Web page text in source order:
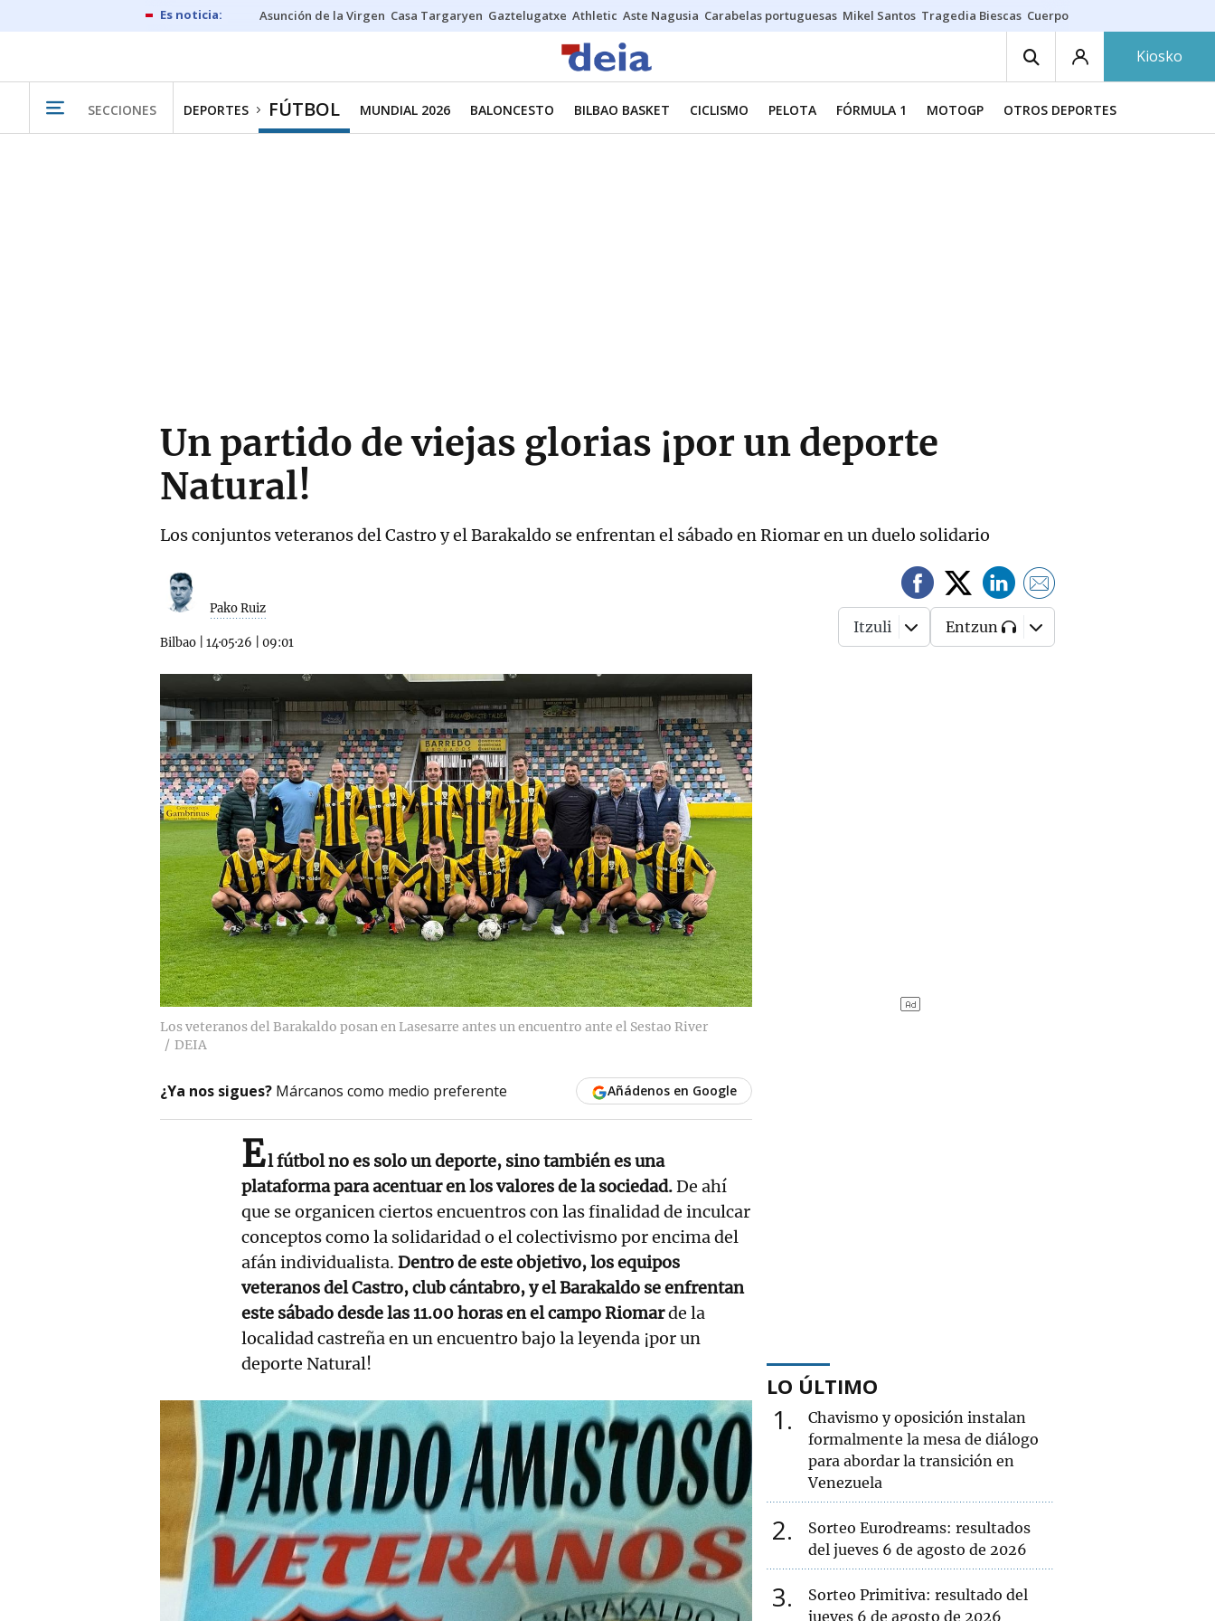
Asunción de la Virgen Casa Targaryen Gaztelugatxe Athletic Aste Nagusia Carabelas portuguesas Mikel Santos Tragedia Biescas Cuerpo ría
Kiosko
SECCIONES DEPORTES FÚTBOL MUNDIAL 2026 BALONCESTO BILBAO BASKET CICLISMO PELOTA FÓRMULA 1 MOTOGP OTROS DEPORTES
Un partido de viejas glorias ¡por un deporte
Natural!
Los conjuntos veteranos del Castro y el Barakaldo se enfrentan el sábado en Riomar en un duelo solidario
Pako Ruiz
Bilbao 14·05·26 09:01
Itzuli Entzun
Los veteranos del Barakaldo posan en Lasesarre antes un encuentro ante el Sestao River
DEIA
¿Ya nos sigues? Márcanos como medio preferente Añádenos en Google
El fútbol no es solo un deporte, sino también es una
plataforma para acentuar en los valores de la sociedad.De ahí
que se organicen ciertos encuentros con las finalidad de inculcar
conceptos como la solidaridad o el colectivismo por encima del
afán individualista. Dentro de este objetivo, los equipos
veteranos del Castro, club cántabro, y el Barakaldo se enfrentan
este sábado desde las 11.00 horas en el campo Riomarde la
localidad castreña en un encuentro bajo la leyenda ¡por un
deporte Natural!
LO ÚLTIMO
1
Chavismo y oposición instalan
formalmente la mesa de diálogo
para abordar la transición en
Venezuela
2
Sorteo Eurodreams: resultados
del jueves 6 de agosto de 2026
3
Sorteo Primitiva: resultado del
jueves 6 de agosto de 2026